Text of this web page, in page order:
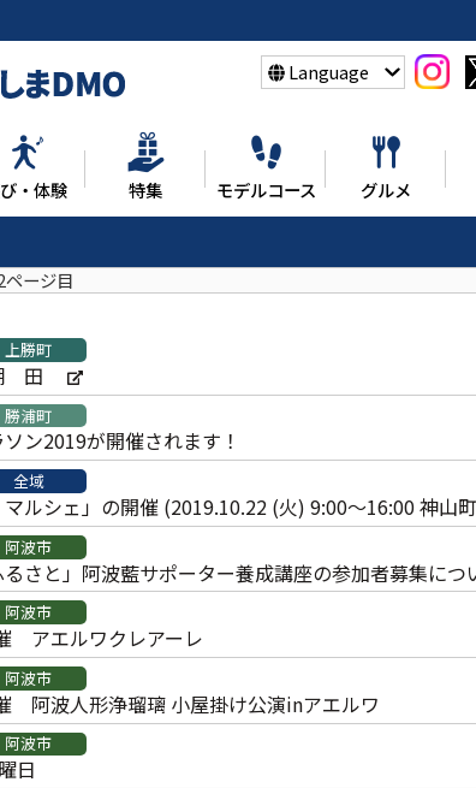
Language
・体験 特集 モデルコース グルメ
ページ目
上勝町
田
勝浦町
ン2019が開催されます！
全域
マルシェ」の開催 (2019.10.22 (火) 9:00～16:00 神山
阿波市
さと」阿波藍サポーター養成講座の参加者募集につ
阿波市
アエルワクレアーレ
阿波市
阿波人形浄瑠璃 小屋掛け公演inアエルワ
阿波市
日